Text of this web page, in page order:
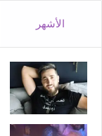
الأشهر